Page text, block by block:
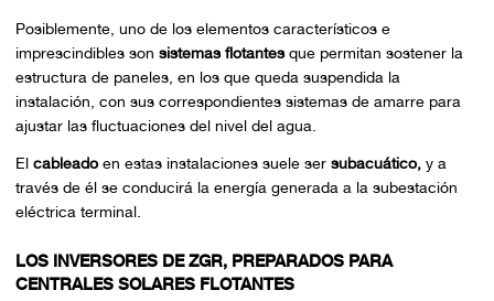
Posiblemente, uno de los elementos característicos e
imprescindibles son sistemas flotantesque permitan sostener la
estructura de paneles, en los que queda suspendida la
instalación, con sus correspondientes sistemas de amarre para
ajustar las fluctuaciones del nivel del agua.
El cableadoen estas instalaciones suele ser subacuático,y a
través de él se conducirá la energía generada a la subestación
eléctrica terminal.
LOS INVERSORES DE ZGR, PREPARADOS PARA
CENTRALES SOLARES FLOTANTES